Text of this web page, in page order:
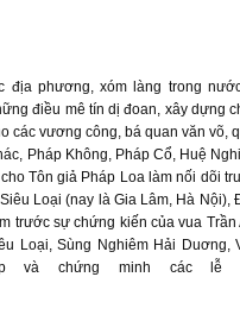
địa phương, xóm làng trong
điều mê tín dị đoan, xây dựng
các vương công, bá quan văn võ,
Pháp Không, Pháp Cổ, Huệ
Tôn giả Pháp Loa làm nối dõi
Loại (nay là Gia Lâm, Hà Nội),
trước sự chứng kiến của vua Trần
Loại, Sùng Nghiêm Hải Duơng,
và chứng minh các lễ